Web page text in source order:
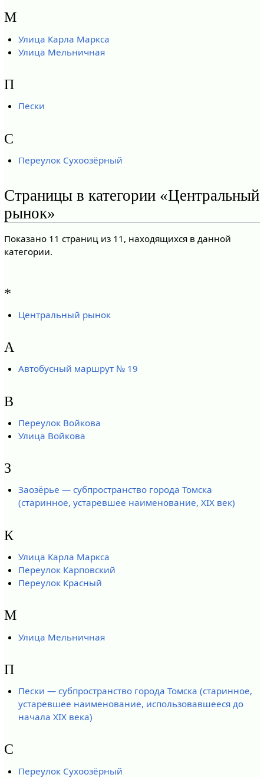
М
Улица Карла Маркса
Улица Мельничная
П
Пески
С
Переулок Сухоозёрный
Страницы в категории «Центральный
рынок»
Показано 11 страниц из 11, находящихся в данной
категории.
*
Центральный рынок
А
Автобусный маршрут № 19
В
Переулок Войкова
Улица Войкова
З
Заозёрье — субпространство города Томска
(старинное, устаревшее наименование, XIX век)
К
Улица Карла Маркса
Переулок Карповский
Переулок Красный
М
Улица Мельничная
П
Пески — субпространство города Томска (старинное,
устаревшее наименование, использовавшееся до
начала XIX века)
С
Переулок Сухоозёрный